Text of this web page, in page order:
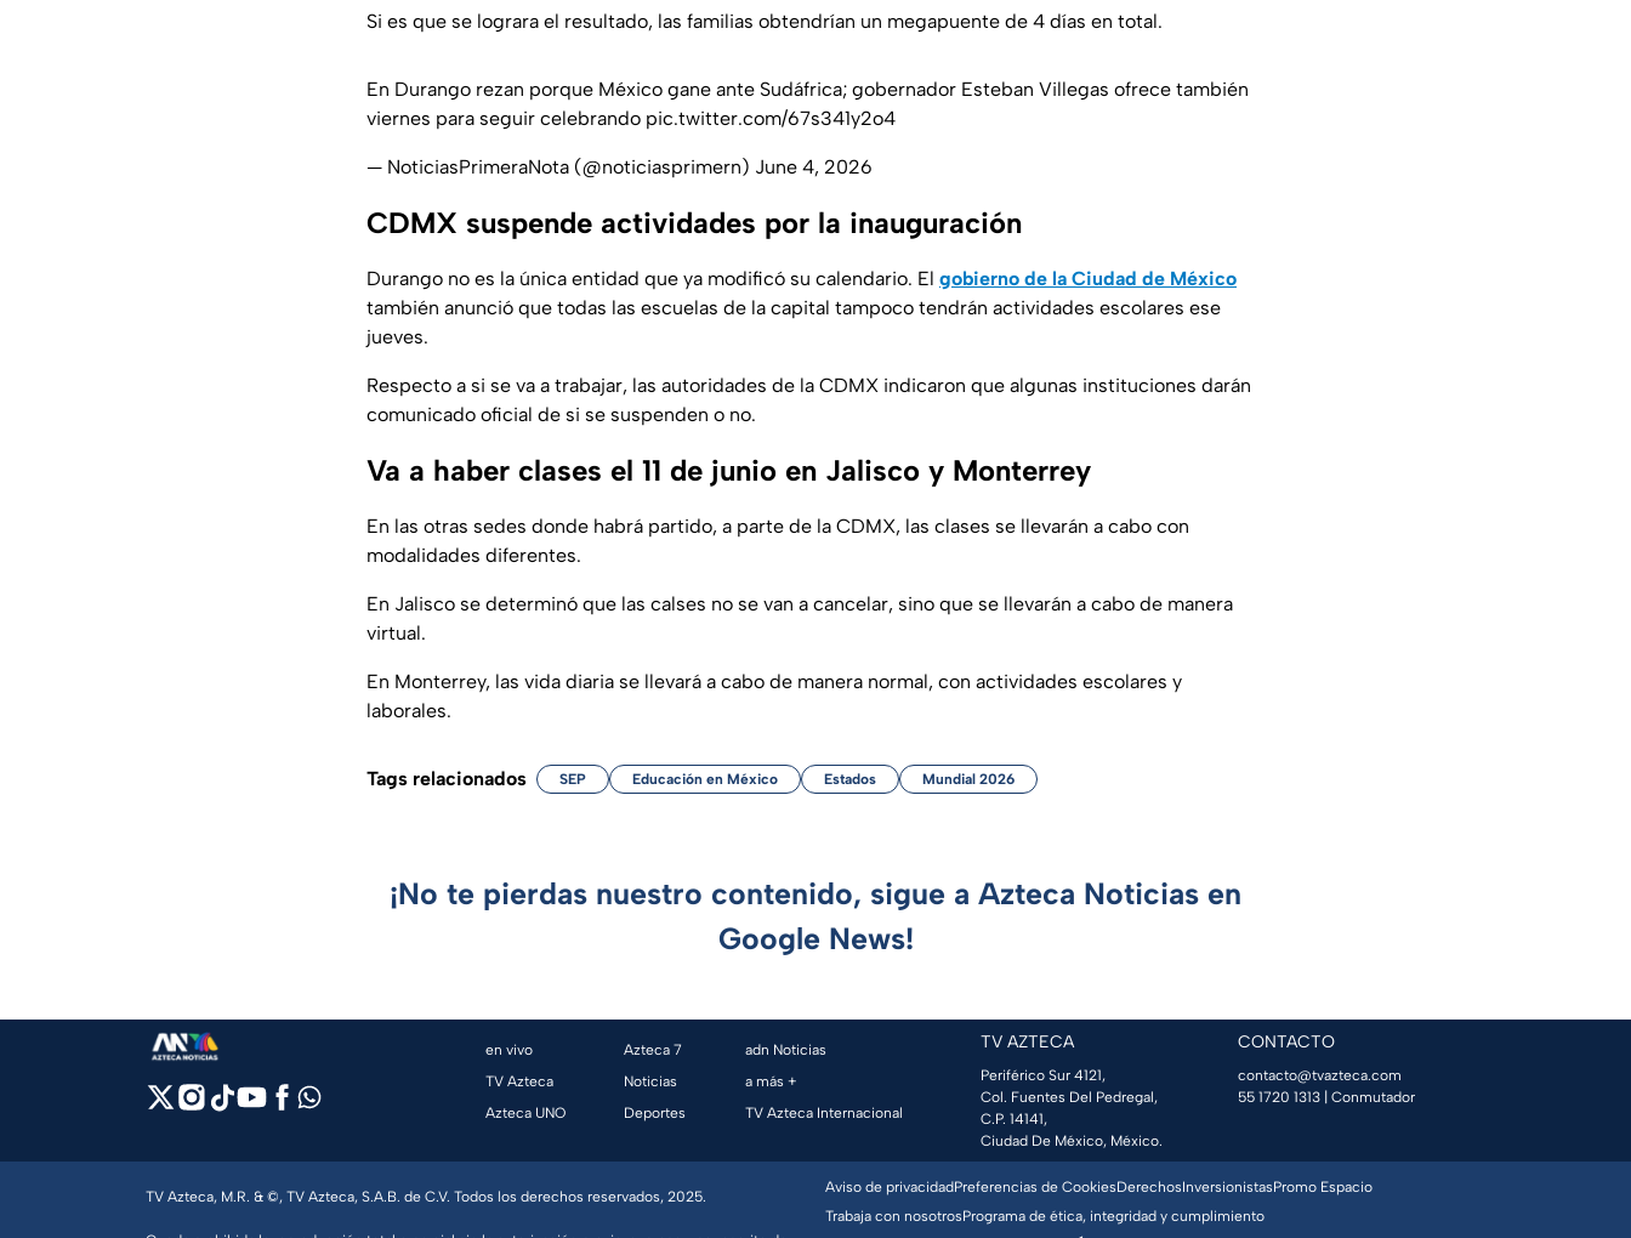
Si es que se lograra el resultado, las familias obtendrían un megapuente de 4 días en total.
En Durango rezan porque México gane ante Sudáfrica; gobernador Esteban Villegas ofrece también
viernes para seguir celebrando pic.twitter.com/67s341y2o4
— NoticiasPrimeraNota (@noticiasprimern) June 4, 2026
CDMX suspende actividades por la inauguración
Durango no es la única entidad que ya modificó su calendario. El gobierno de la Ciudad de México
también anunció que todas las escuelas de la capital tampoco tendrán actividades escolares ese
jueves.
Respecto a si se va a trabajar, las autoridades de la CDMX indicaron que algunas instituciones darán
comunicado oficial de si se suspenden o no.
Va a haber clases el 11 de junio en Jalisco y Monterrey
En las otras sedes donde habrá partido, a parte de la CDMX, las clases se llevarán a cabo con
modalidades diferentes.
En Jalisco se determinó que las calses no se van a cancelar, sino que se llevarán a cabo de manera
virtual.
En Monterrey, las vida diaria se llevará a cabo de manera normal, con actividades escolares y
laborales.
Tags relacionados SEP Educación en México Estados Mundial 2026
¡No te pierdas nuestro contenido, sigue a Azteca Noticias en
Google News!
en vivo
TV Azteca
Azteca UNO
Azteca 7
Noticias
Deportes
adn Noticias
a más +
TV Azteca Internacional
TV AZTECA
Periférico Sur 4121,
Col. Fuentes Del Pedregal,
C.P. 14141,
Ciudad De México, México.
CONTACTO
contacto@tvazteca.com
55 1720 1313 | Conmutador
TV Azteca, M.R. & ©, TV Azteca, S.A.B. de C.V. Todos los derechos reservados, 2025.
Aviso de privacidadPreferencias de CookiesDerechosInversionistasPromo Espacio
Trabaja con nosotrosPrograma de ética, integridad y cumplimiento